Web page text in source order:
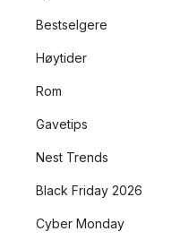
Bestselgere
Høytider
Rom
Gavetips
Nest Trends
Black Friday 2026
Cyber Monday